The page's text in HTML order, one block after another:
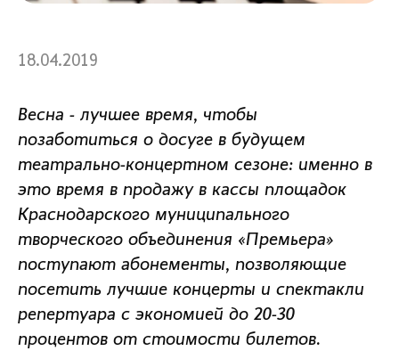
18.04.2019
Весна - лучшее время, чтобы
позаботиться о досуге в будущем
театрально-концертном сезоне: именно в
это время в продажу в кассы площадок
Краснодарского муниципального
творческого объединения «Премьера»
поступают абонементы, позволяющие
посетить лучшие концерты и спектакли
репертуара с экономией до 20-30
процентов от стоимости билетов.